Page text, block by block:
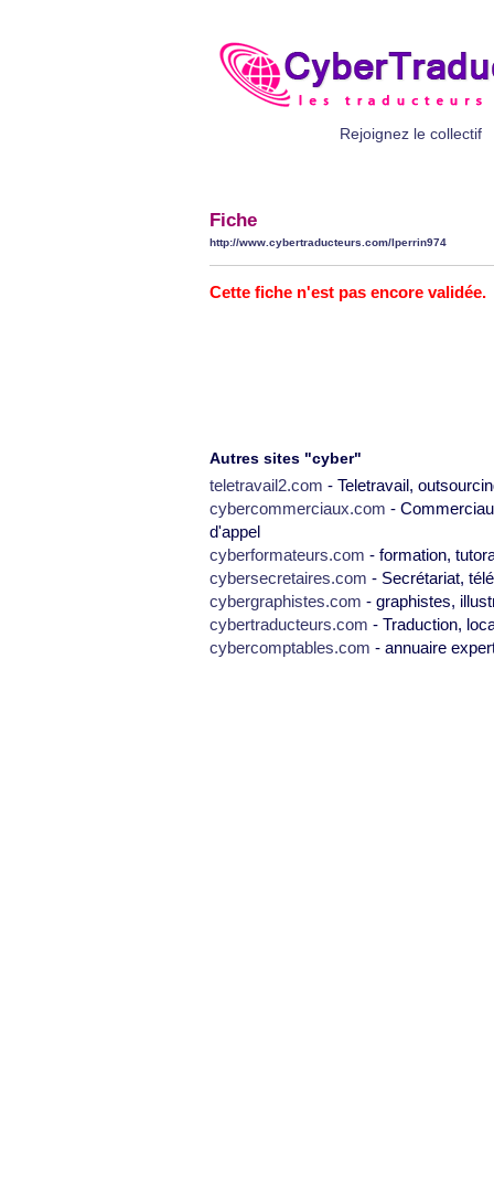
Rejoignez le collectif
Fiche
http://www.cybertraducteurs.com/lperrin974
Cette fiche n'est pas encore validée.
Autres sites "cyber"
teletravail2.com - Teletravail,
cybercommerciaux.com -
d'appel
cyberformateurs.com - formation,
cybersecretaires.com - Secrétariat,
cybergraphistes.com - graphistes,
cybertraducteurs.com - Traduction,
cybercomptables.com - annuaire